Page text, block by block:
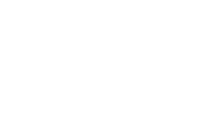
ห้า บอกเลยว่าอาจได้กลับบ้าน